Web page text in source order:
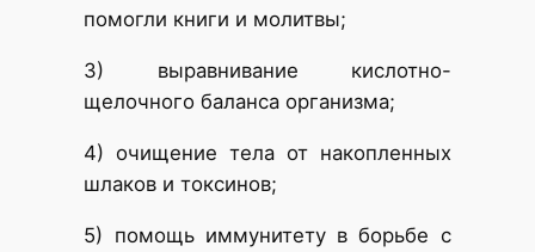
помогли книги и молитвы;
3) выравнивание кислотно-
щелочного баланса организма;
4) очищение тела от накопленных
шлаков и токсинов;
5) помощь иммунитету в борьбе с